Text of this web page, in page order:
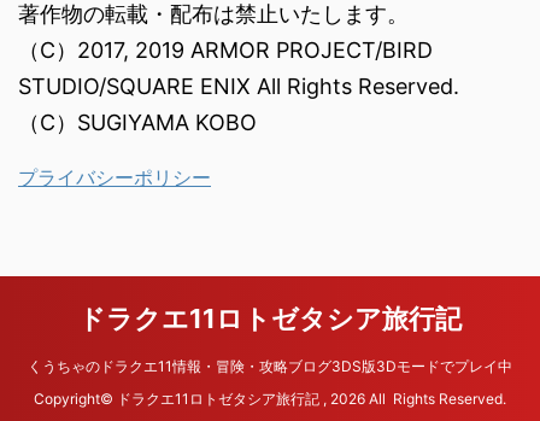
著作物の転載・配布は禁止いたします。
（C）2017, 2019 ARMOR PROJECT/BIRD
STUDIO/SQUARE ENIX All Rights Reserved.
（C）SUGIYAMA KOBO
プライバシーポリシー
ドラクエ11ロトゼタシア旅行記
くうちゃのドラクエ11情報・冒険・攻略ブログ3DS版3Dモードでプレイ中
Copyright© ドラクエ11ロトゼタシア旅行記 , 2026 All Rights Reserved.